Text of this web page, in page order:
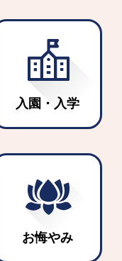
意見について
入園・入学
お悔やみ